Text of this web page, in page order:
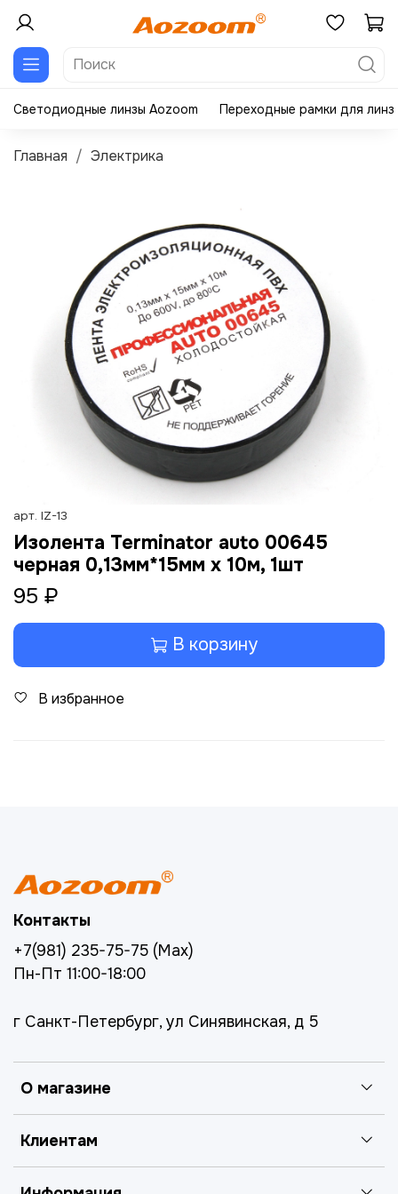
Светодиодные линзы Aozoom Переходные рамки для линз
Главная Электрика
арт. IZ-13
Изолента Terminator auto 00645
черная 0,13мм*15мм x 10м, 1шт
95 ₽
В корзину
В избранное
О магазине
Клиентам
Контакты
+7(981) 235-75-75 (Max)
Пн-Пт 11:00-18:00
г Санкт-Петербург, ул Синявинская, д 5